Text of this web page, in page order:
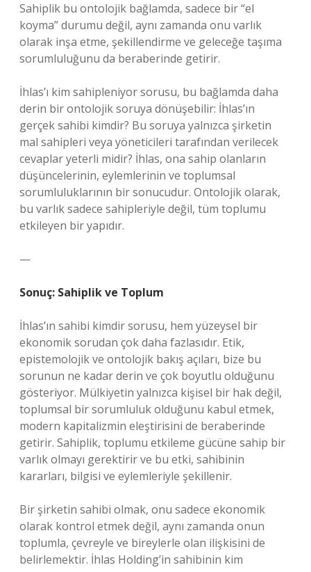
Sahiplik bu ontolojik bağlamda, sadece bir “el
koyma” durumu değil, aynı zamanda onu varlık
olarak inşa etme, şekillendirme ve geleceğe taşıma
sorumluluğunu da beraberinde getirir.
İhlas’ı kim sahipleniyor sorusu, bu bağlamda daha
derin bir ontolojik soruya dönüşebilir: İhlas’ın
gerçek sahibi kimdir? Bu soruya yalnızca şirketin
mal sahipleri veya yöneticileri tarafından verilecek
cevaplar yeterli midir? İhlas, ona sahip olanların
düşüncelerinin, eylemlerinin ve toplumsal
sorumluluklarının bir sonucudur. Ontolojik olarak,
bu varlık sadece sahipleriyle değil, tüm toplumu
etkileyen bir yapıdır.
—
Sonuç: Sahiplik ve Toplum
İhlas’ın sahibi kimdir sorusu, hem yüzeysel bir
ekonomik sorudan çok daha fazlasıdır. Etik,
epistemolojik ve ontolojik bakış açıları, bize bu
sorunun ne kadar derin ve çok boyutlu olduğunu
gösteriyor. Mülkiyetin yalnızca kişisel bir hak değil,
toplumsal bir sorumluluk olduğunu kabul etmek,
modern kapitalizmin eleştirisini de beraberinde
getirir. Sahiplik, toplumu etkileme gücüne sahip bir
varlık olmayı gerektirir ve bu etki, sahibinin
kararları, bilgisi ve eylemleriyle şekillenir.
Bir şirketin sahibi olmak, onu sadece ekonomik
olarak kontrol etmek değil, aynı zamanda onun
toplumla, çevreyle ve bireylerle olan ilişkisini de
belirlemektir. İhlas Holding’in sahibinin kim